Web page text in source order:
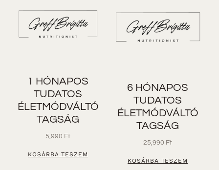
1 HÓNAPOS
TUDATOS
ÉLETMÓDVÁLTÓ
TAGSÁG
5,990 Ft
KOSÁRBA TESZEM
6 HÓNAPOS
TUDATOS
ÉLETMÓDVÁLTÓ
TAGSÁG
25,990 Ft
KOSÁRBA TESZEM